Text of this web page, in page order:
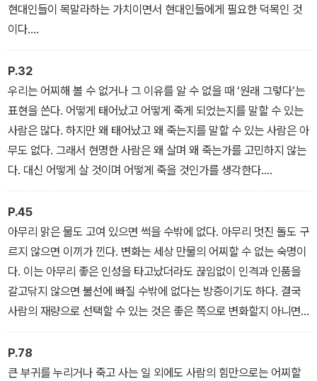
현대인들이 목말라하는 가치이면서 현대인들에게 필요한 덕목인 것
이다.
- ‘들어가며-각자의 삶에는 각자의 무게가 있다’ 중에서
P.32
우리는 어찌해 볼 수 없거나 그 이유를 알 수 없을 때 ‘원래 그렇다’는
표현을 쓴다. 어떻게 태어났고 어떻게 죽게 되었는지를 말할 수 있는
사람은 많다. 하지만 왜 태어났고 왜 죽는지를 말할 수 있는 사람은 아
무도 없다. 그래서 현명한 사람은 왜 살며 왜 죽는가를 고민하지 않는
다. 대신 어떻게 살 것이며 어떻게 죽을 것인가를 생각한다.
- ‘산다는 것은 먼지나 때가 묻는 것과 같다’ 중에서
P.45
아무리 맑은 물도 고여 있으면 썩을 수밖에 없다. 아무리 멋진 돌도 구
르지 않으면 이끼가 낀다. 변화는 세상 만물의 어찌할 수 없는 숙명이
다. 이는 아무리 좋은 인성을 타고났더라도 끊임없이 인격과 인품을
갈고닦지 않으면 불선에 빠질 수밖에 없다는 방증이기도 하다. 결국
사람의 재량으로 선택할 수 있는 것은 좋은 쪽으로 변화할지 아니면
나쁜 쪽으로 변화할지 그 방향성뿐이다.
- ‘인간은 정말로 고쳐 쓸 수 없는가’ 중에서
P.78
큰 부귀를 누리거나 죽고 사는 일 외에도 사람의 힘만으로는 어찌할